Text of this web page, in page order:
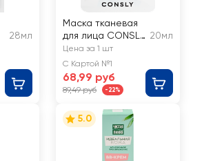
28мл
Маска тканевая
для лица CONSLY
Питательная с
экстрактом
манго
20мл
Цена за 1 шт
С Картой №1
68,99 руб
89,49 руб -22%
5.0